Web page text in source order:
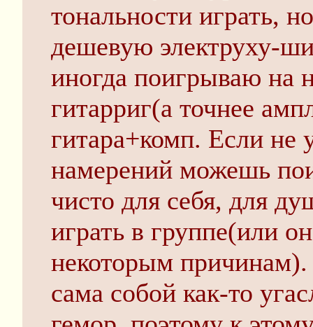
тональности играть,
дешевую электруху-
иногда поигрываю на
гитарриг(а точнее
гитара+комп. Если не
намерений можешь
чисто для себя, для
играть в группе(или
некоторым причинам).
сама собой как-то